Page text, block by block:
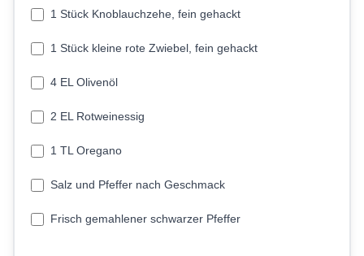
1 Stück Knoblauchzehe, fein gehackt
1 Stück kleine rote Zwiebel, fein gehackt
4 EL Olivenöl
2 EL Rotweinessig
1 TL Oregano
Salz und Pfeffer nach Geschmack
Frisch gemahlener schwarzer Pfeffer